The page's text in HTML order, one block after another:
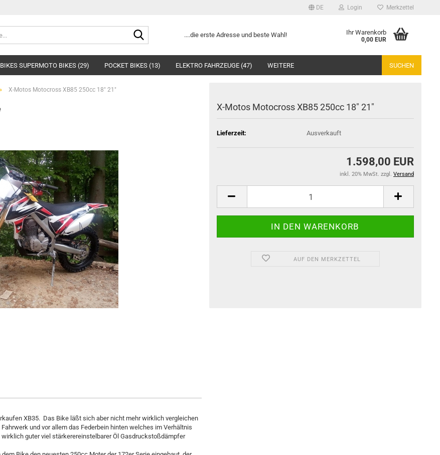
DE Login Merkzettel
....die erste Adresse und beste Wahl! Ihr Warenkorb
0,00 EUR
SUPERMOTO BIKES (29) POCKET BIKES (13) ELEKTRO FAHRZEUGE (47) SUCHEN
WEITERE
X-Motos Motocross XB85 250cc 18" 21"
X-Motos Motocross XB85 250cc 18" 21"
Lieferzeit: Ausverkauft
1.598,00 EUR
inkl. 20% MwSt. zzgl. Versand
AUF DEN MERKZETTEL
XB35. Das Bike läßt sich aber nicht mehr wirklich vergleichen
und vor allem das Federbein hinten welches im Verhältnis
guter viel stärkerereinstelbarer Öl Gasdruckstoßdämpfer